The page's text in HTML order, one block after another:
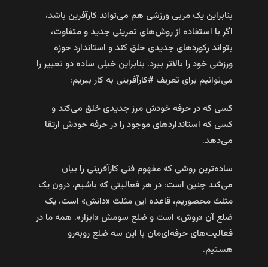
بنابراین یک مربی ورزشی هم می‌تواند کارآفرین باشد،
اگر با استفاده از روش‌های تمرینی جدید و متفاوت،
بتواند رکورد‌های جدیدی خلق کند و استاندارد حوزه
ورزشی خود را بالاتر ببرد. بنابراین خیلی ساده دو تعبیر را
می‌توانیم برای تعریف #کارآفرینی به کار ببریم:
کسی که در حرفه خودش مرز جدیدی خلق می‌کند و
کسی که استاندارد‌های موجود را در حرفه خودش ارتقا
می‌دهد.
ساده‌ترین روشی که مفهوم فنی کارآفرینی را بیان
می‌کند چنین است: در هر فعالیتی که باشیم، درون یک
مثلث محصوریم، قاعده این مثلث «دانش» است، یک
ضلع آن «روش» است و ضلع سومش «ابزار». همه ما در
فعالیت‌های حرفه‌ای‌مان با این سه ضلع روبه‌رو
هستیم.